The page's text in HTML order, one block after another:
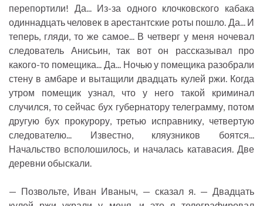
перепортили! Да... Из-за одного клочковского кабака
одиннадцать человек в арестантские роты пошло. Да... И
теперь, гляди, то же самое... В четверг у меня ночевал
следователь Анисьин, так вот он рассказывал про
какого-то помещика... Да... Ночью у помещика разобрали
стену в амбаре и вытащили двадцать кулей ржи. Когда
утром помещик узнал, что у него такой криминал
случился, то сейчас бух губернатору телеграмму, потом
другую бух прокурору, третью исправнику, четвертую
следователю... Известно, кляузников боятся...
Начальство всполошилось, и началась катавасия. Две
деревни обыскали.
— Позвольте, Иван Иваныч, — сказал я. — Двадцать